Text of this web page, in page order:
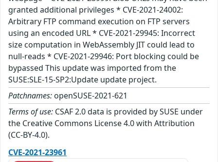
granted additional privileges * CVE-2021-24002:
Arbitrary FTP command execution on FTP servers
using an encoded URL * CVE-2021-29945: Incorrect
size computation in WebAssembly JIT could lead to
null-reads * CVE-2021-29946: Port blocking could be
bypassed This update was imported from the
SUSE:SLE-15-SP2:Update update project.
Patchnames: openSUSE-2021-621
Terms of use: CSAF 2.0 data is provided by SUSE under
the Creative Commons License 4.0 with Attribution
(CC-BY-4.0).
CVE-2021-23961